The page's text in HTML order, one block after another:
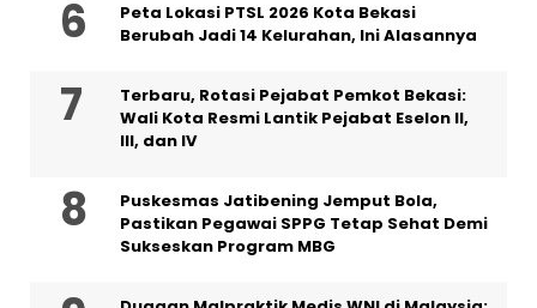
Peta Lokasi PTSL 2026 Kota Bekasi
Berubah Jadi 14 Kelurahan, Ini Alasannya
‎Terbaru, Rotasi Pejabat Pemkot Bekasi:
Wali Kota Resmi Lantik Pejabat Eselon II,
III, dan IV ‎
Puskesmas Jatibening Jemput Bola,
Pastikan Pegawai SPPG Tetap Sehat Demi
Sukseskan Program MBG